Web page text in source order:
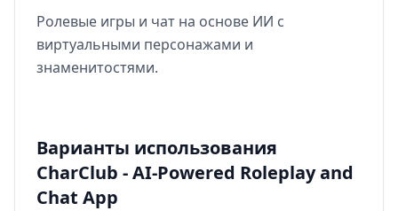
Ролевые игры и чат на основе ИИ с
виртуальными персонажами и
знаменитостями.
Варианты использования
CharClub - AI-Powered Roleplay and
Chat App